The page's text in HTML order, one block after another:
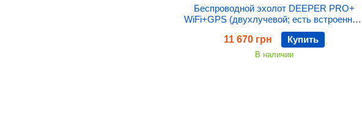
Беспроводной эхолот DEEPER PRO+
WiFi+GPS (двухлучевой; есть встроенный
GPS приемник)
11 670 грн
Купить
В наличии